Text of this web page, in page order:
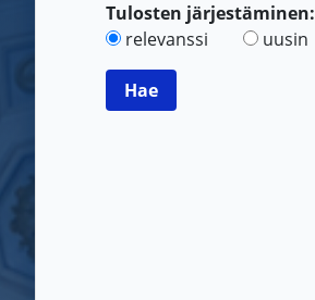
Tulosten järjestäminen:
relevanssi
uusin